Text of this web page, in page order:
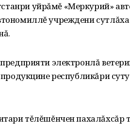
уйрăмĕ «Меркурий»
учреждени сутлăха
электронлă
республикăри
тĕлĕшĕнчен пахалăхсăр